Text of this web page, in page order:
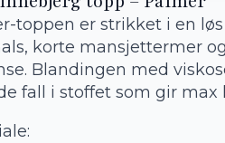
toppen er strikket i en
korte mansjettermer
Blandingen med
fall i stoffet som gir max